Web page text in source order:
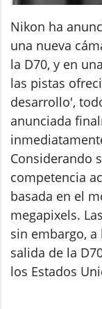
Nikon ha
una nueva
la D70, y en
las pistas
desarrollo',
anunciada
Considerando
competencia
basada en el
megapixels.
sin embargo, a
salida de la
los Estados